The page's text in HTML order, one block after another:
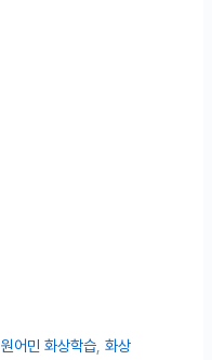
,원어민 화상학습 ,화상